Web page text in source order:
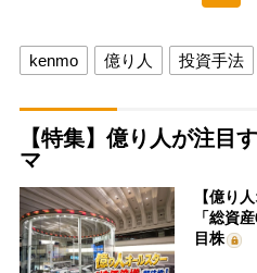
kenmo 億り人 投資手法
【特集】億り人が注目
マ
【億り
「総資
目株